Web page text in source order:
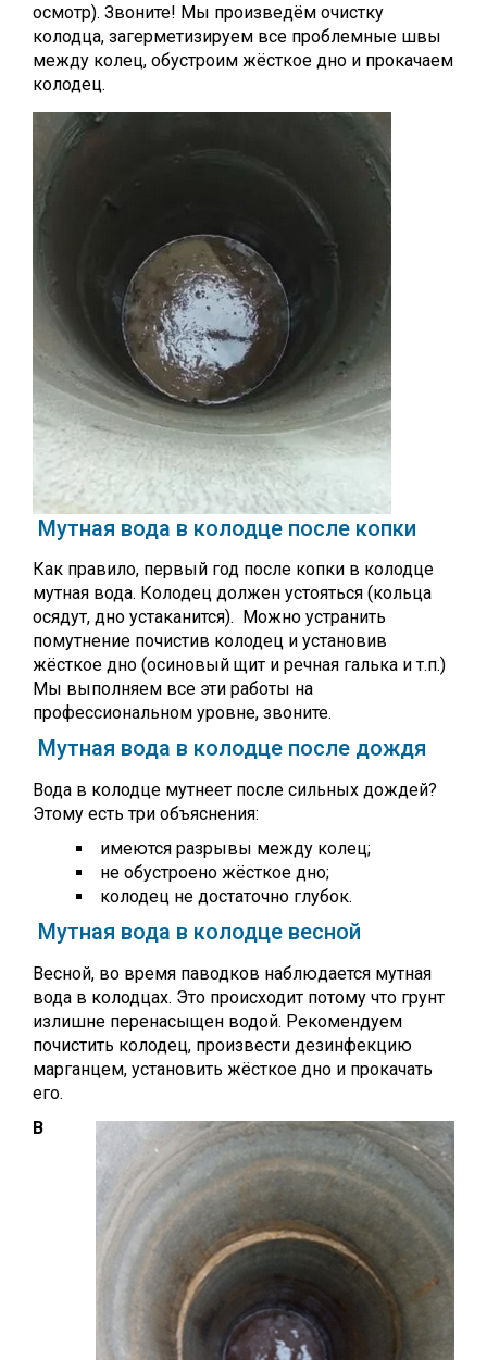
осмотр). Звоните! Мы произведём очистку
колодца, загерметизируем все проблемные швы
между колец, обустроим жёсткое дно и прокачаем
колодец.
Мутная вода в колодце после копки
Как правило, первый год после копки в колодце
мутная вода. Колодец должен устояться (кольца
осядут, дно устаканится). Можно устранить
помутнение почистив колодец и установив
жёсткое дно (осиновый щит и речная галька и т.п.)
Мы выполняем все эти работы на
профессиональном уровне, звоните.
Мутная вода в колодце после дождя
Вода в колодце мутнеет после сильных дождей?
Этому есть три объяснения:
имеются разрывы между колец;
не обустроено жёсткое дно;
колодец не достаточно глубок.
Мутная вода в колодце весной
Весной, во время паводков наблюдается мутная
вода в колодцах. Это происходит потому что грунт
излишне перенасыщен водой. Рекомендуем
почистить колодец, произвести дезинфекцию
марганцем, установить жёсткое дно и прокачать
его.
В